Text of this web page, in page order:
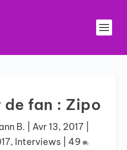
fan : Zipo
B. Avr 13, 2017|
, Interviews| 49